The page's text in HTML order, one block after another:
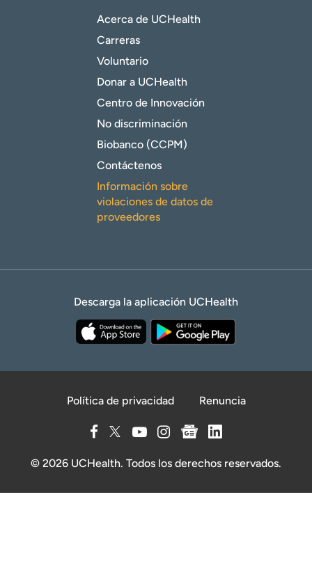
Acerca de UCHealth
Carreras
Voluntario
Donar a UCHealth
Centro de Innovación
No discriminación
Biobanco (CCPM)
Contáctenos
Información sobre
violaciones de datos de
proveedores
Descarga la aplicación UCHealth
Política de privacidad Renuncia
© 2026 UCHealth. Todos los derechos reservados.